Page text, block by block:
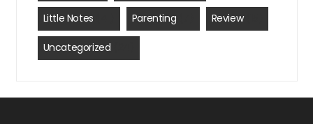
Little Notes Parenting Review(15)
Uncategorized